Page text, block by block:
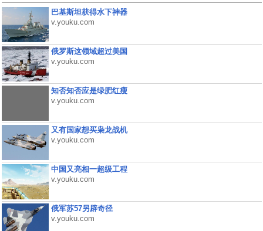
巴基斯坦获得水下神器
v.youku.com
俄罗斯这领域超过美国
v.youku.com
知否知否应是绿肥红瘦
v.youku.com
又有国家想买枭龙战机
v.youku.com
中国又亮相一超级工程
v.youku.com
俄军苏57另辟奇径
v.youku.com